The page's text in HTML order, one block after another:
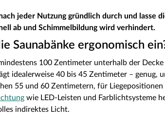
jeder Nutzung gründlich durch und lasse
ab und Schimmelbildung wird verhindert.
Saunabänke ergonomisch
100 Zentimeter unterhalb der
idealerweise 40 bis 45 Zentimeter – genug,
55 und 60 Zentimetern, für
wie LED-Leisten und Farblichtsysteme
indirektes Licht.